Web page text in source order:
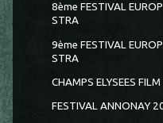
8ème FESTIVAL
STRA
9ème FESTIVAL
STRA
CHAMPS ELYSEES
FESTIVAL ANNONAY